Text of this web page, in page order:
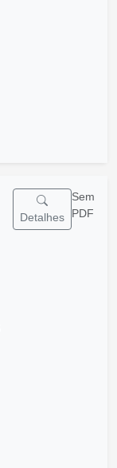
Detalhes
Sem
PDF